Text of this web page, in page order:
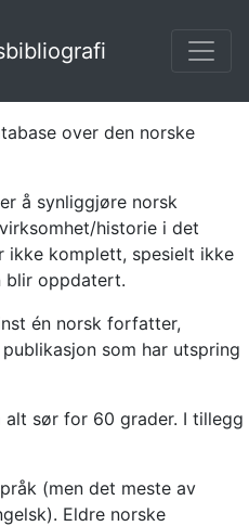
over den norske
å synliggjøre norsk
historie i det
ikke komplett, spesielt ikke
blir oppdatert.
én norsk forfatter,
som har utspring
sør for 60 grader. I tillegg
(men det meste av
Eldre norske